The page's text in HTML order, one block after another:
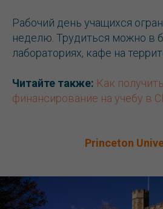
Рабочий день учащихся
неделю. Трудиться можно в
лабораториях, кафе на
Читайте также: Как
финансирование на учебу в
Princeton